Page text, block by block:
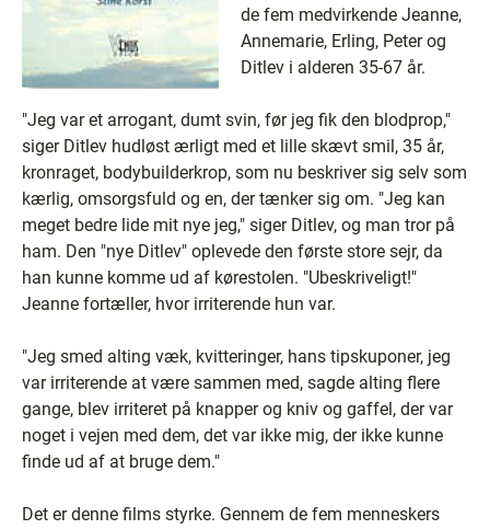
de fem medvirkende Jeanne,
Annemarie, Erling, Peter og
Ditlev i alderen 35-67 år.
"Jeg var et arrogant, dumt svin, før jeg fik den blodprop,"
siger Ditlev hudløst ærligt med et lille skævt smil, 35 år,
kronraget, bodybuilderkrop, som nu beskriver sig selv som
kærlig, omsorgsfuld og en, der tænker sig om. "Jeg kan
meget bedre lide mit nye jeg," siger Ditlev, og man tror på
ham. Den "nye Ditlev" oplevede den første store sejr, da
han kunne komme ud af kørestolen. "Ubeskriveligt!"
Jeanne fortæller, hvor irriterende hun var.
"Jeg smed alting væk, kvitteringer, hans tipskuponer, jeg
var irriterende at være sammen med, sagde alting flere
gange, blev irriteret på knapper og kniv og gaffel, der var
noget i vejen med dem, det var ikke mig, der ikke kunne
finde ud af at bruge dem."
Det er denne films styrke. Gennem de fem menneskers